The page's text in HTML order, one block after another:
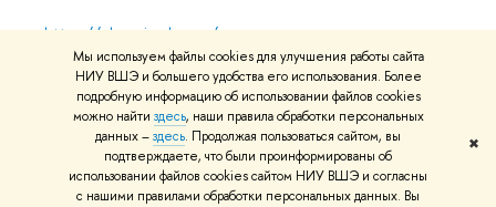
Мы используем файлы cookies для улучшения работы сайта
НИУ ВШЭ и большего удобства его использования. Более
подробную информацию об использовании файлов cookies
можно найти здесь, наши правила обработки персональных
данных –здесь. Продолжая пользоваться сайтом, вы
подтверждаете, что были проинформированы об
использовании файлов cookies сайтом НИУ ВШЭ и согласны
с нашими правилами обработки персональных данных. Вы
✖
https://elearning.hse.ru/mooc
Массовые открытые онлайн-курсы
© НИУ ВШЭ 1993–2026 Адреса и контактыУсловия
использования материаловПолитика конфиденциальности
Карта сайта